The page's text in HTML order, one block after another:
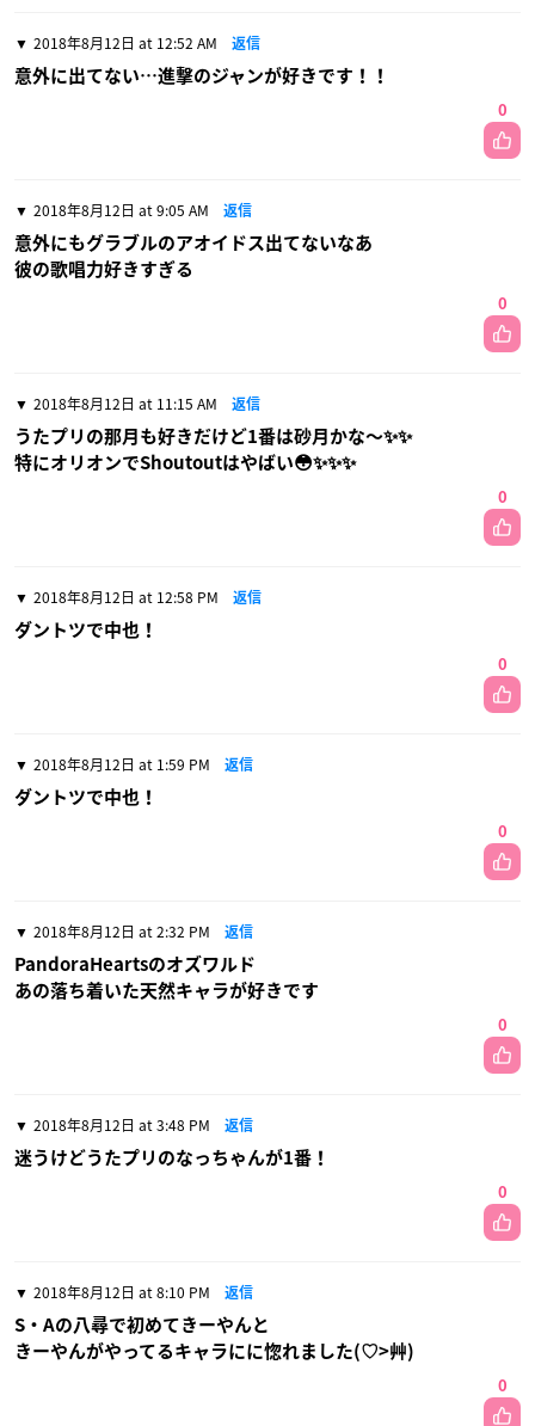
2018年8月12日 at 12:52 AM 返信
意外に出てない…進撃のジャンが好きです！！
0
2018年8月12日 at 9:05 AM 返信
意外にもグラブルのアオイドス出てないなあ
彼の歌唱力好きすぎる
0
2018年8月12日 at 11:15 AM 返信
うたプリの那月も好きだけど1番は砂月かな〜✨✨
特にオリオンでShoutoutはやばい😳✨✨✨
0
2018年8月12日 at 12:58 PM 返信
ダントツで中也！
0
2018年8月12日 at 1:59 PM 返信
ダントツで中也！
0
2018年8月12日 at 2:32 PM 返信
PandoraHeartsのオズワルド
あの落ち着いた天然キャラが好きです
0
2018年8月12日 at 3:48 PM 返信
迷うけどうたプリのなっちゃんが1番！
0
2018年8月12日 at 8:10 PM 返信
S・Aの八尋で初めてきーやんと
きーやんがやってるキャラにに惚れました(♡>艸)
0